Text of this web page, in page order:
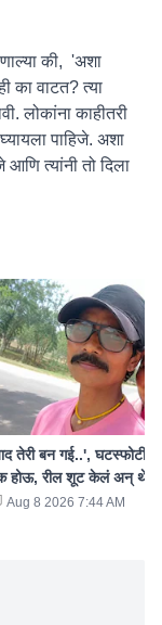
की, 'अशा
का वाटत? त्या
लोकांना काहीतरी
पाहिजे. अशा
आणि त्यांनी तो दिला
तेरी बन गई..', घटस्फोटीत
होऊ, रील शूट केलं अन् थेट
Aug 8 2026 7:44 AM